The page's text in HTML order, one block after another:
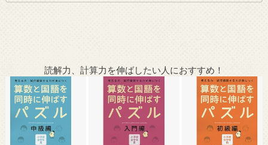
読解力、計算力を伸ばしたい人におすすめ！